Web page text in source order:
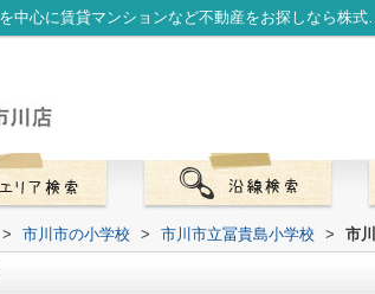
市川市立冨貴島小学校周辺の
> 市川市の小学校 > 市川市立冨貴島小学校 > 市